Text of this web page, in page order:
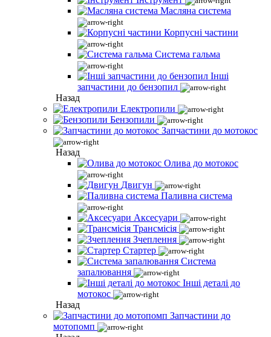
Масляна система
Корпусні частини
Система гальма
Інші
запчастини до бензопил
Назад
Електропили
Бензопили
Запчастини до мотокос
Назад
Олива до мотокос
Двигун
Паливна система
Аксесуари
Трансмісія
Зчеплення
Стартер
Система
запалювання
Інші деталі до
мотокос
Назад
Запчастини до
мотопомп